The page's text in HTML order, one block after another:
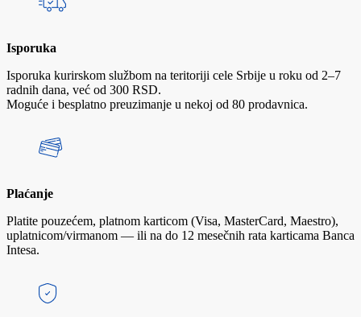
Isporuka
Isporuka kurirskom službom na teritoriji cele Srbije u roku od 2–7
radnih dana, već od 300 RSD.
Moguće i besplatno preuzimanje u nekoj od 80 prodavnica.
Plaćanje
Platite pouzećem, platnom karticom (Visa, MasterCard, Maestro),
uplatnicom/virmanom — ili na do 12 mesečnih rata karticama Banca
Intesa.